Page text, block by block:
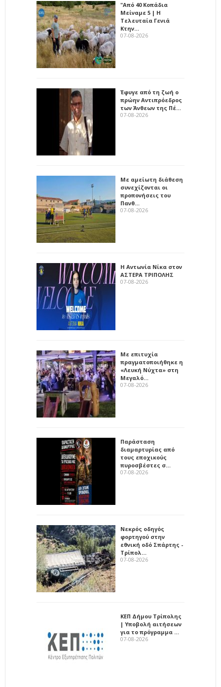
"Από 40 Κοπάδια
Μείναμε 5 | Η
Τελευταία Γενιά
Κτην…
07-08-2026
Έφυγε από τη ζωή ο
πρώην Αντιπρόεδρος
των Άνθεων της Πέ…
07-08-2026
Με αμείωτη διάθεση
συνεχίζονται οι
προπονήσεις του
Πανθ…
07-08-2026
Η Αντωνία Νίκα στον
ΑΣΤΕΡΑ ΤΡΙΠΟΛΗΣ
07-08-2026
Με επιτυχία
πραγματοποιήθηκε η
«Λευκή Νύχτα» στη
Μεγαλό…
07-08-2026
Παράσταση
διαμαρτυρίας από
τους εποχικούς
πυροσβέστες σ…
07-08-2026
Νεκρός οδηγός
φορτηγού στην
εθνική οδό Σπάρτης -
Τρίπολ…
07-08-2026
ΚΕΠ Δήμου Τρίπολης
| Υποβολή αιτήσεων
για το πρόγραμμα …
07-08-2026